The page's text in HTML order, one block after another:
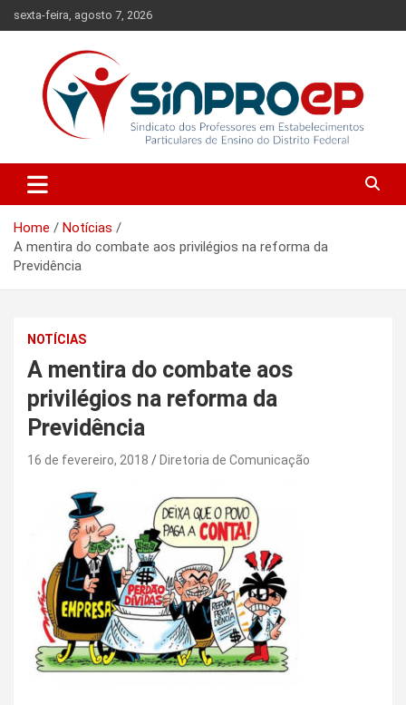
to
sexta-feira, agosto 7, 2026
Sinproep-DF
Ensino do Distrito Federal
Home
Notícias
A mentira do combate aos privilégios na reforma da
Previdência
NOTÍCIAS
A mentira do combate aos
privilégios na reforma da
Previdência
16 de fevereiro, 2018 Diretoria de Comunicação